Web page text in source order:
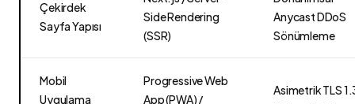
Çekirdek
Sayfa Yapısı
Side Rendering
(SSR)
Anycast DDoS
Sönümleme
Mobil
Uygulama
Progressive Web
App (PWA) /
Asimetrik TLS